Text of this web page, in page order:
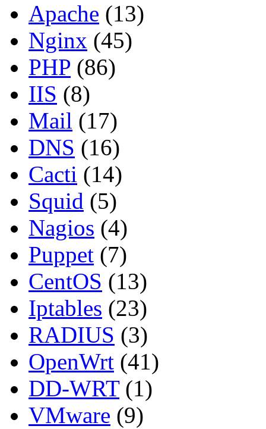
Apache (13)
Nginx (45)
PHP (86)
IIS (8)
Mail (17)
DNS (16)
Cacti (14)
Squid (5)
Nagios (4)
Puppet (7)
CentOS (13)
Iptables (23)
RADIUS (3)
OpenWrt (41)
DD-WRT(1)
VMware (9)